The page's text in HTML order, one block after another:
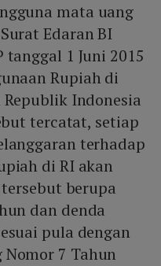
mata uang
Edaran BI
tanggal 1 Juni 2015
Rupiah di
Indonesia
tercatat, setiap
terhadap
di RI akan
berupa
dan denda
pula dengan
Nomor 7 Tahun